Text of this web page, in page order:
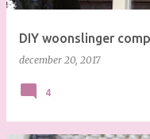
DIY woonslinger
december 20, 2017
4